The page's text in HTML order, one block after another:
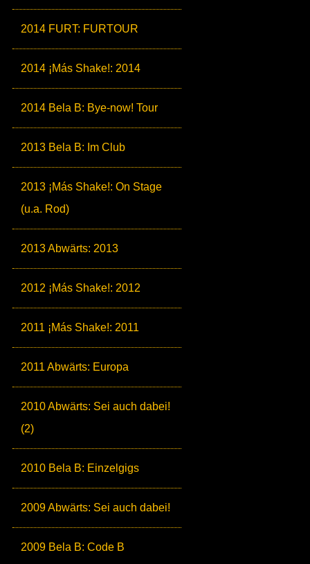
2014 FURT: FURTOUR
2014 ¡Más Shake!: 2014
2014 Bela B: Bye-now! Tour
2013 Bela B: Im Club
2013 ¡Más Shake!: On Stage
(u.a. Rod)
2013 Abwärts: 2013
2012 ¡Más Shake!: 2012
2011 ¡Más Shake!: 2011
2011 Abwärts: Europa
2010 Abwärts: Sei auch dabei!
(2)
2010 Bela B: Einzelgigs
2009 Abwärts: Sei auch dabei!
2009 Bela B: Code B